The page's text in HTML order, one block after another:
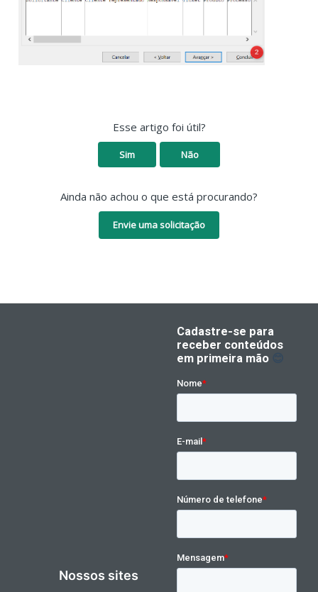
Esse artigo foi útil?
Sim Não
Ainda não achou o que está procurando?
Envie uma solicitação
Nossos sites